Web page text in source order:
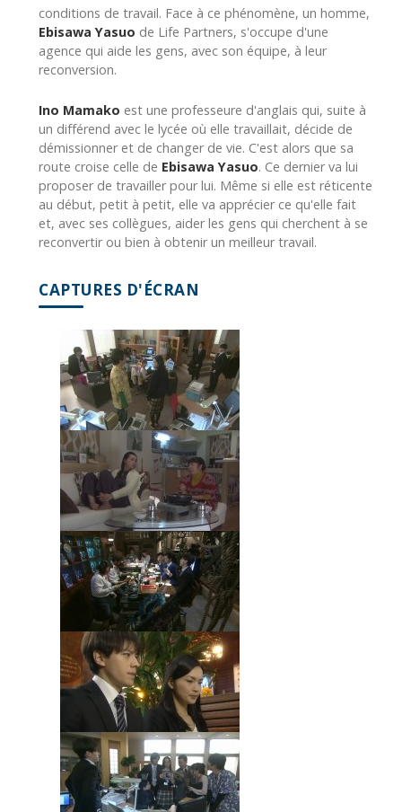
conditions de travail. Face à ce phénomène, un homme,
Ebisawa Yasuo de Life Partners, s'occupe d'une
agence qui aide les gens, avec son équipe, à leur
reconversion.
Ino Mamako est une professeure d'anglais qui, suite à
un différend avec le lycée où elle travaillait, décide de
démissionner et de changer de vie. C'est alors que sa
route croise celle de Ebisawa Yasuo. Ce dernier va lui
proposer de travailler pour lui. Même si elle est réticente
au début, petit à petit, elle va apprécier ce qu'elle fait
et, avec ses collègues, aider les gens qui cherchent à se
reconvertir ou bien à obtenir un meilleur travail.
CAPTURES D'ÉCRAN